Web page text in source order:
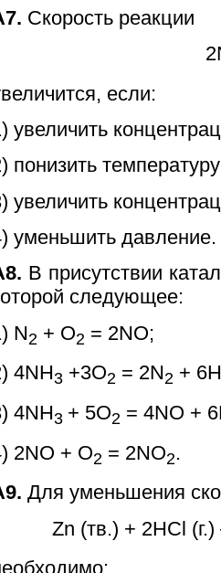
Скорость реакции
если:
увеличить
понизить
увеличить
уменьшить давление.
В присутствии
следующее:
N2 + O2 = 2NO;
4NH3 +3O2 = 2N2 + 6H
4NH3 + 5O2 = 4NO +
2NO + O2 = 2NO2.
Для уменьшения
Zn (тв.) + 2НСl